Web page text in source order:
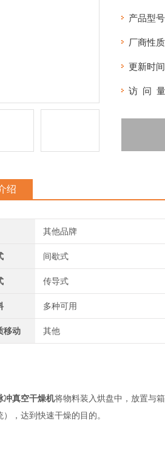
产品型号
厂商性质
更新时间
访 问 量
绍
其他品牌
间歇式
传导式
多种可用
移动 其他
冲真空干燥机将物料装入烘盘中，放置与
，达到快速干燥的目的。